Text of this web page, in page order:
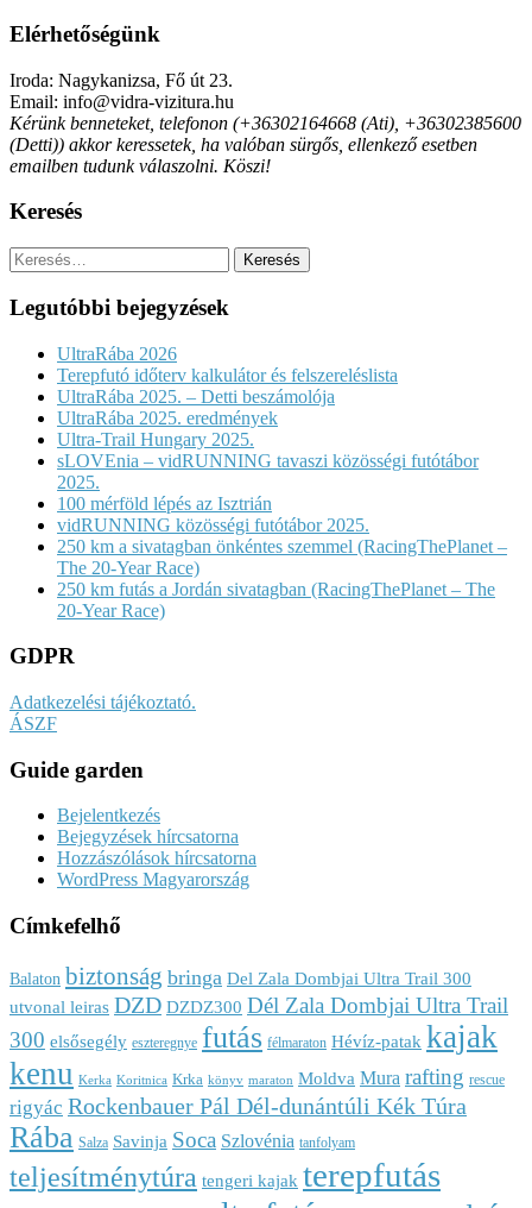
Elérhetőségünk
Iroda: Nagykanizsa, Fő út 23.
Email: info@vidra-vizitura.hu
Kérünk benneteket, telefonon (+36302164668 (Ati), +36302385600
(Detti)) akkor keressetek, ha valóban sürgős, ellenkező esetben
emailben tudunk válaszolni. Köszi!
Keresés
Keresés:
Legutóbbi bejegyzések
UltraRába 2026
Terepfutó időterv kalkulátor és felszereléslista
UltraRába 2025. – Detti beszámolója
UltraRába 2025. eredmények
Ultra-Trail Hungary 2025.
sLOVEnia – vidRUNNING tavaszi közösségi futótábor
2025.
100 mérföld lépés az Isztrián
vidRUNNING közösségi futótábor 2025.
250 km a sivatagban önkéntes szemmel (RacingThePlanet –
The 20-Year Race)
250 km futás a Jordán sivatagban (RacingThePlanet – The
20-Year Race)
GDPR
Adatkezelési tájékoztató.
ÁSZF
Guide garden
Bejelentkezés
Bejegyzések hírcsatorna
Hozzászólások hírcsatorna
WordPress Magyarország
Címkefelhő
Balaton biztonság bringa Del Zala Dombjai Ultra Trail 300
utvonal leiras DZD DZDZ300 Dél Zala Dombjai Ultra Trail
300 elsősegély eszteregnye futás félmaraton Hévíz-patak kajak
kenu Kerka Koritnica Krka könyv maraton Moldva Mura rafting rescue
rigyác Rockenbauer Pál Dél-dunántúli Kék Túra
Rába Salza Savinja Soca Szlovénia tanfolyam
teljesítménytúra tengeri kajak terepfutás